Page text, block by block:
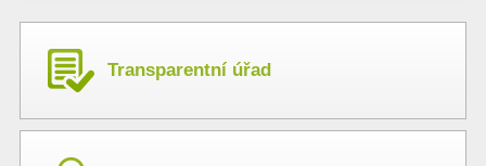
Transparentní úřad